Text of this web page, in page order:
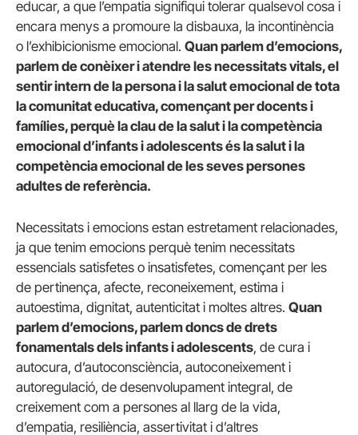
educar, a que l’empatia signifiqui tolerar qualsevol cosa i
encara menys a promoure la disbauxa, la incontinència
o l’exhibicionisme emocional. Quan parlem d’emocions,
parlem de conèixer i atendre les necessitats vitals, el
sentir intern de la persona i la salut emocional de tota
la comunitat educativa, començant per docents i
famílies, perquè la clau de la salut i la competència
emocional d’infants i adolescents és la salut i la
competència emocional de les seves persones
adultes de referència.
Necessitats i emocions estan estretament relacionades,
ja que tenim emocions perquè tenim necessitats
essencials satisfetes o insatisfetes, començant per les
de pertinença, afecte, reconeixement, estima i
autoestima, dignitat, autenticitat i moltes altres. Quan
parlem d’emocions, parlem doncs de drets
fonamentals dels infants i adolescents, de cura i
autocura, d’autoconsciència, autoconeixement i
autoregulació, de desenvolupament integral, de
creixement com a persones al llarg de la vida,
d’empatia, resiliència, assertivitat i d’altres